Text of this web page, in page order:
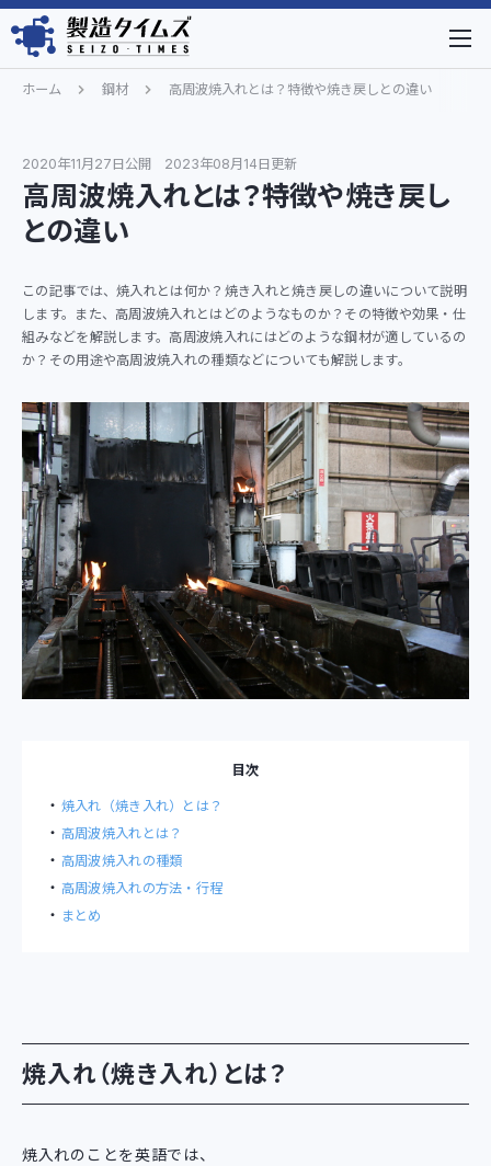
ホーム 鋼材 高周波焼入れとは？特徴や焼き戻しとの違い
2020年11月27日公開 2023年08月14日更新
高周波焼入れとは？特徴や焼き戻し
との違い
この記事では、焼入れとは何か？焼き入れと焼き戻しの違いについて説明
します。また、高周波焼入れとはどのようなものか？その特徴や効果・仕
組みなどを解説します。高周波焼入れにはどのような鋼材が適しているの
か？その用途や高周波焼入れの種類などについても解説します。
目次
焼入れ（焼き入れ）とは？
高周波焼入れとは？
高周波焼入れの種類
高周波焼入れの方法・行程
まとめ
焼入れ（焼き入れ）とは？
焼入れのことを英語では、